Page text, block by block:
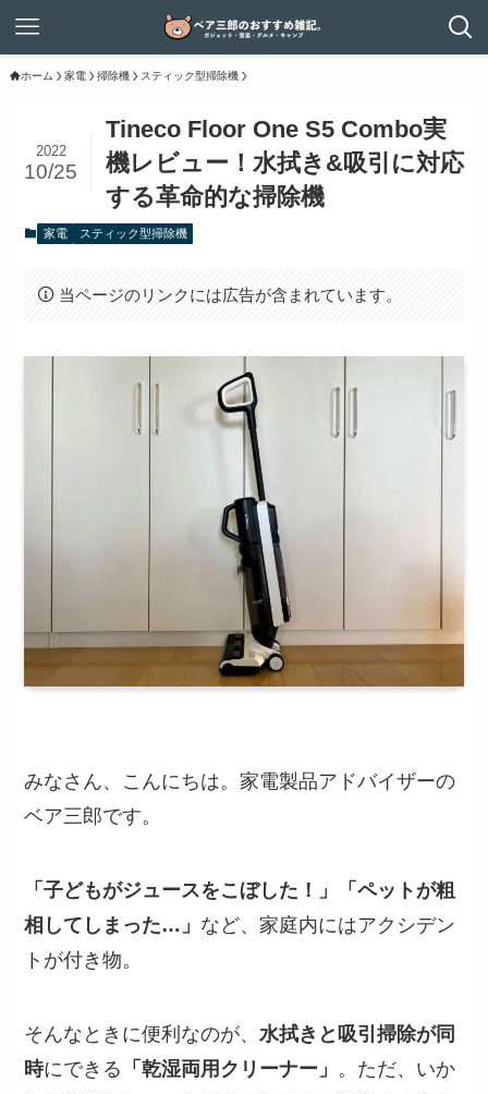
ホーム 家電 掃除機 スティック型掃除機
Tineco Floor One S5 Combo実
機レビュー！水拭き&吸引に対応
する革命的な掃除機
2022
10/25
家電 スティック型掃除機
当ページのリンクには広告が含まれています。
みなさん、こんにちは。家電製品アドバイザーの
ベア三郎です。
「子どもがジュースをこぼした！」「ペットが粗
相してしまった…」 など、家庭内にはアクシデン
トが付き物。
そんなときに便利なのが、水拭きと吸引掃除が同
時にできる 「乾湿両用クリーナー」 。ただ、いか